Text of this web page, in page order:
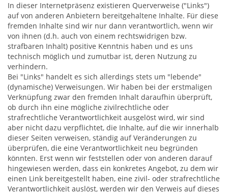
In dieser Internetpräsenz existieren Querverweise ("Links")
auf von anderen Anbietern bereitgehaltene Inhalte. Für diese
fremden Inhalte sind wir nur dann verantwortlich, wenn wir
von ihnen (d.h. auch von einem rechtswidrigen bzw.
strafbaren Inhalt) positive Kenntnis haben und es uns
technisch möglich und zumutbar ist, deren Nutzung zu
verhindern.
Bei "Links" handelt es sich allerdings stets um "lebende"
(dynamische) Verweisungen. Wir haben bei der erstmaligen
Verknüpfung zwar den fremden Inhalt daraufhin überprüft,
ob durch ihn eine mögliche zivilrechtliche oder
strafrechtliche Verantwortlichkeit ausgelöst wird, wir sind
aber nicht dazu verpflichtet, die Inhalte, auf die wir innerhalb
dieser Seiten verweisen, ständig auf Veränderungen zu
überprüfen, die eine Verantwortlichkeit neu begründen
könnten. Erst wenn wir feststellen oder von anderen darauf
hingewiesen werden, dass ein konkretes Angebot, zu dem wir
einen Link bereitgestellt haben, eine zivil- oder strafrechtliche
Verantwortlichkeit auslöst, werden wir den Verweis auf dieses